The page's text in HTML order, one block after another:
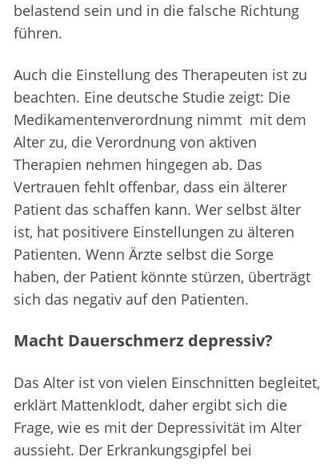
belastend sein und in die falsche Richtung
führen.
Auch die Einstellung des Therapeuten ist zu
beachten. Eine deutsche Studie zeigt: Die
Medikamentenverordnung nimmt mit dem
Alter zu, die Verordnung von aktiven
Therapien nehmen hingegen ab. Das
Vertrauen fehlt offenbar, dass ein älterer
Patient das schaffen kann. Wer selbst älter
ist, hat positivere Einstellungen zu älteren
Patienten. Wenn Ärzte selbst die Sorge
haben, der Patient könnte stürzen, überträgt
sich das negativ auf den Patienten.
Macht Dauerschmerz depressiv?
Das Alter ist von vielen Einschnitten begleitet,
erklärt Mattenklodt, daher ergibt sich die
Frage, wie es mit der Depressivität im Alter
aussieht. Der Erkrankungsgipfel bei